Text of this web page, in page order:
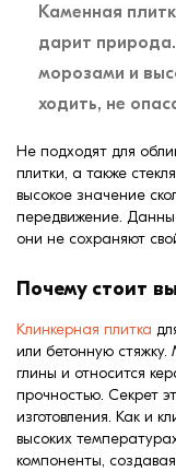
Каменная
дарит
морозами и
ходить, не
Не подходят для
плитки, а также
высокое значение
передвижение.
они не сохраняют
Почему стоит
Клинкерная плитка
или бетонную
глины и относится
прочностью. Секрет
изготовления. Как и
высоких
компоненты,